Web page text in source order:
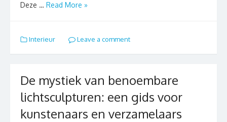
Deze … Read More »
Interieur Leave a comment
De mystiek van benoembare
lichtsculpturen: een gids voor
kunstenaars en verzamelaars